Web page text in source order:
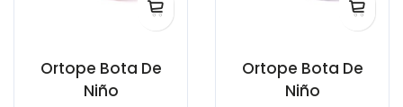
Ortope Bota De
Niño
Ortope Bota De
Niño